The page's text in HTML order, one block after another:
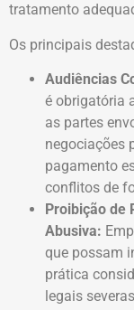
tratamento
Os principais
Audiências
é obrigatória
as partes
negociações
pagamento
conflitos de
Proibição de
Abusiva:
que possam
prática
legais